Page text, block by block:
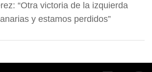
“Otra victoria de la izquierda
y estamos perdidos”